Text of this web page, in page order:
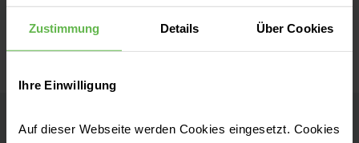
Zustimmung Details Über Cookies
Ihre Einwilligung
Auf dieser Webseite werden Cookies eingesetzt. Cookies
Helios Klinikum Pirna